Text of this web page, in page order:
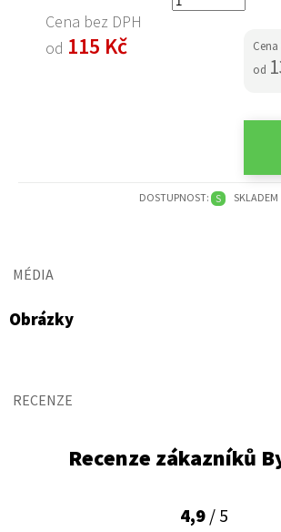
Cena bez DPH
od 115 Kč
Cena
od
DOSTUPNOST: S SKLADEM
MÉDIA
Obrázky
RECENZE
Recenze zákazníků
4,9/ 5